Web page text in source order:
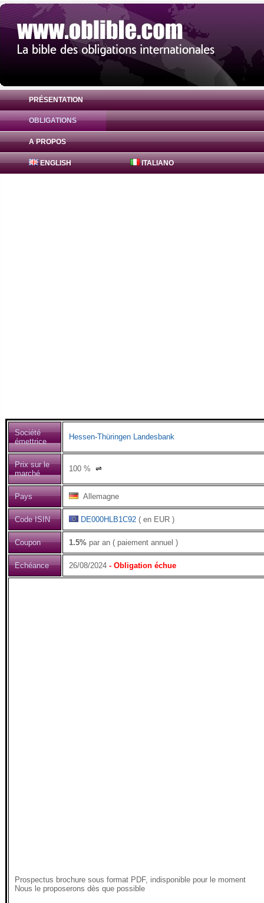
PRÉSENTATION
OBLIGATIONS
A PROPOS
ENGLISH ITALIANO
Obligation Hessen-Thüringen Landesbank
Société
émettrice
Hessen-Thüringen Landesbank
Prix sur le
marché
100 % ⇌
Pays Allemagne
Code ISIN DE000HLB1C92 ( en EUR )
Coupon 1.5% par an ( paiement annuel )
Echéance 26/08/2024 - Obligation échue
Prospectus brochure sous format PDF, indisponible pour le moment
Nous le proposerons dès que possible